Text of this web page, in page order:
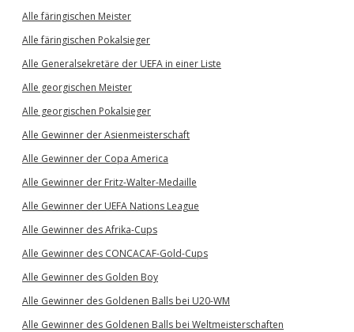
Alle färingischen Meister
Alle färingischen Pokalsieger
Alle Generalsekretäre der UEFA in einer Liste
Alle georgischen Meister
Alle georgischen Pokalsieger
Alle Gewinner der Asienmeisterschaft
Alle Gewinner der Copa America
Alle Gewinner der Fritz-Walter-Medaille
Alle Gewinner der UEFA Nations League
Alle Gewinner des Afrika-Cups
Alle Gewinner des CONCACAF-Gold-Cups
Alle Gewinner des Golden Boy
Alle Gewinner des Goldenen Balls bei U20-WM
Alle Gewinner des Goldenen Balls bei Weltmeisterschaften